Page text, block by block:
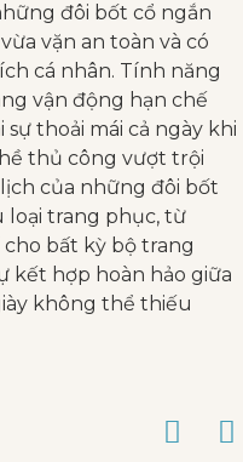
đôi bốt cổ ngắn
vặn an toàn và có
cá nhân. Tính năng
vận động hạn chế
thoải mái cả ngày khi
thủ công vượt trội
của những đôi bốt
loại trang phục, từ
bất kỳ bộ trang
kết hợp hoàn hảo giữa
không thể thiếu